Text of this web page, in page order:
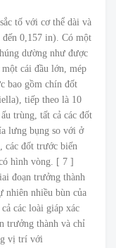
tố với cơ thể dài và
0,157 in). Có một
dường như được
cái đầu lớn, mép
bao gồm chín đốt
tiếp theo là 10
trùng, tất cả các đốt
lưng bụng so với ở
các đốt trước biến
hình vòng. [ 7 ]
đoạn trưởng thành
nhiên nhiều bùn của
các loài giáp xác
trưởng thành và chỉ
vị trí với